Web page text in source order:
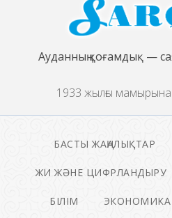
Ауданның қоғамдық —
1933 жылғы
БАСТЫ ЖАҢАЛЫҚТАР
ЖИ ЖӘНЕ ЦИФРЛАНДЫРУ
БІЛІМ ЭКОНОМИКА